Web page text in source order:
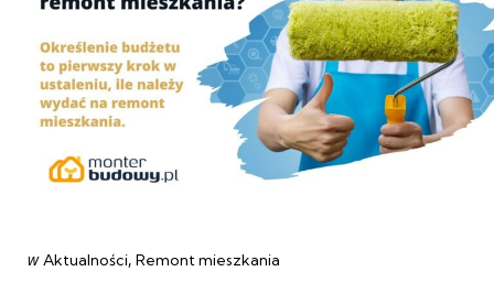
Categories
post
w Aktualności Remont mieszkania